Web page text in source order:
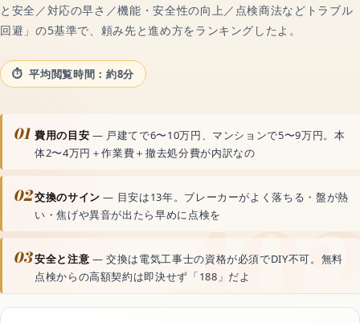
音声読み上げAI
資料・文書AI
ボーカルリムーバーAI
世界のAIアプリ
と安全／対応の早さ／機能・安全性の向上／点検商法などトラブル
回避」の5基準で、頼み先と進め方をランキングしたよ。
平均閲覧時間：約8分
01 費用の目安 — 戸建てで6〜10万円、マンションで5〜9万円。本
体2〜4万円＋作業費＋撤去処分費が内訳なの
02交換のサイン — 目安は13年。ブレーカーがよく落ちる・盤が熱
い・焦げや異音が出たら早めに点検を
03安全と注意 — 交換は電気工事士の資格が必須でDIY不可。無料
点検からの高額契約は即決せず「188」だよ